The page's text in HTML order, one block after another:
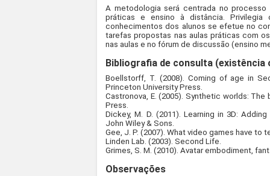
A metodologia será centrada no processo
práticas e ensino à distância.
conhecimentos dos alunos se efetue no
tarefas propostas nas aulas práticas com
nas aulas e no fórum de discussão (ensino
Bibliografia de consulta
Boellstorff, T. (2008). Coming of age in
Princeton University Press.
Castronova, E. (2005). Synthetic worlds:
Press.
Dickey, M. D. (2011). Learning in 3D:
John Wiley & Sons.
Gee, J. P. (2007). What video games have to
Linden Lab. (2003). Second Life.
Grimes, S. M. (2010). Avatar embodiment,
Observações